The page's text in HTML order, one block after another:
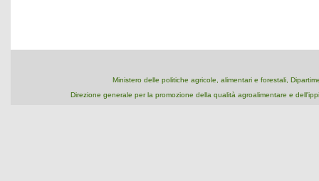
Ministero delle politiche agricole, alimentari e forestali,
Direzione generale per la promozione della qualità agroalimentare e